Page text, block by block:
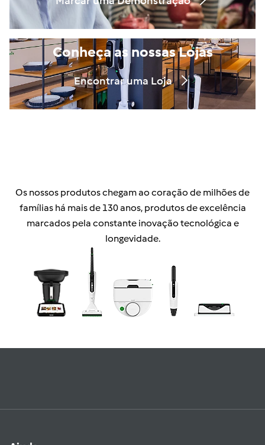
Conheça as nossas Lojas
Encontrar uma Loja
Os nossos produtos chegam ao coração de milhões de
famílias há mais de 130 anos, produtos de excelência
marcados pela constante inovação tecnológica e
longevidade.